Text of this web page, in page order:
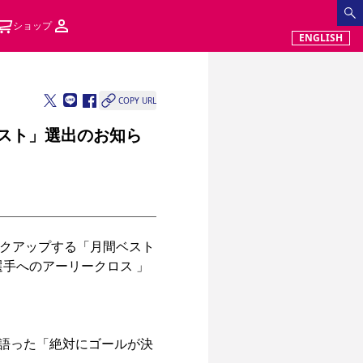
ショップ
ENGLISH
COPY URL
ト」選出のお知ら
アップする「月間ベスト
へのアーリークロス 」
った「絶対にゴールが決